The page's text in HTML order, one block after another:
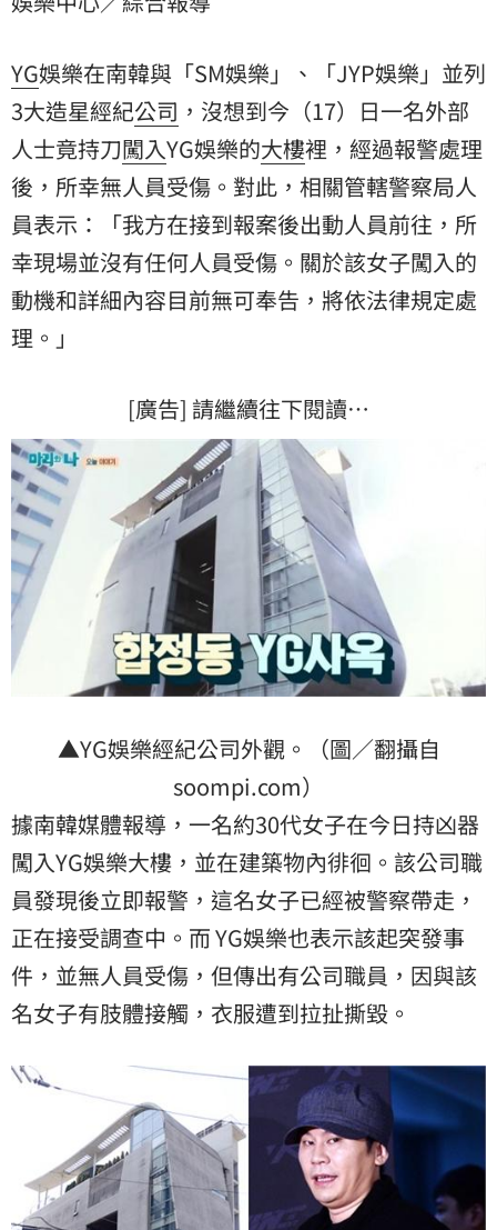
YG娛樂在南韓與「SM娛樂」、「JYP娛樂」並列
3大造星經紀公司 ，沒想到今（17）日一名外部
人士竟持刀闖入YG娛樂的大樓裡，經過報警處理
後，所幸無人員受傷。對此，相關管轄警察局人
員表示：「我方在接到報案後出動人員前往，所
幸現場並沒有任何人員受傷。關於該女子闖入的
動機和詳細內容目前無可奉告，將依法律規定處
理。」
[廣告] 請繼續往下閱讀…
▲YG娛樂經紀公司外觀。（圖／翻攝自
soompi.com）
據南韓媒體報導，一名約30代女子在今日持凶器
闖入YG娛樂大樓，並在建築物內徘徊。該公司職
員發現後立即報警，這名女子已經被警察帶走，
正在接受調查中。而 YG娛樂也表示該起突發事
件，並無人員受傷，但傳出有公司職員，因與該
名女子有肢體接觸，衣服遭到拉扯撕毀。